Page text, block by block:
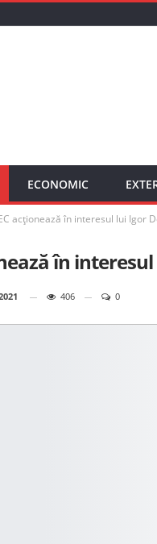
ECONOMIC
acționează în interesul lui Igor
în
406 0